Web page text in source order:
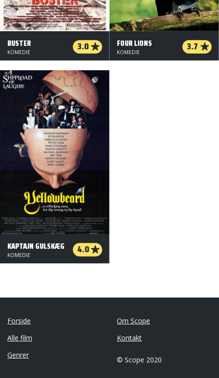
BUSTER 3.0
KOMEDIE
FOUR LIONS 3.7
KOMEDIE
KAPTAJN GULSKÆG 4.0
KOMEDIE
Forside
Alle film
Genrer
Om Scope
Kontakt
© Scope 2020